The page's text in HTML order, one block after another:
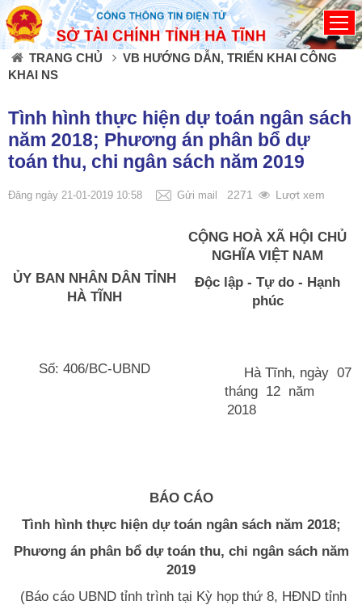
TRANG CHỦ
VB HƯỚNG DẪN, TRIỂN KHAI CÔNG
KHAI NS
Tình hình thực hiện dự toán ngân sách
năm 2018; Phương án phân bổ dự
toán thu, chi ngân sách năm 2019
Đăng ngày 21-01-2019 10:58 Gửi mail 2271 Lượt xem
ỦY BAN NHÂN DÂN TỈNH
HÀ TĨNH
Số: 406/BC-UBND
CỘNG HOÀ XÃ HỘI CHỦ
NGHĨA VIỆT NAM
Độc lập - Tự do - Hạnh
phúc
Hà Tĩnh, ngày 07
tháng 12 năm
2018
BÁO CÁO
Tình hình thực hiện dự toán ngân sách năm 2018;
Phương án phân bổ dự toán thu, chi ngân sách năm
2019
(Báo cáo UBND tỉnh trình tại Kỳ họp thứ 8, HĐND tỉnh
Đã kết nối EMC